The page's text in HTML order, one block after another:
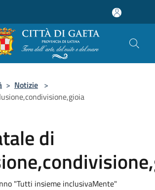
> Notizie >
di
"Tutti insieme inclusivaMente"